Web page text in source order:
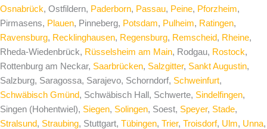
Osnabrück, Ostfildern, Paderborn, Passau, Peine, Pforzheim,
Pirmasens, Plauen, Pinneberg, Potsdam, Pulheim, Ratingen,
Ravensburg, Recklinghausen, Regensburg, Remscheid, Rheine,
Rheda-Wiedenbrück, Rüsselsheim am Main, Rodgau, Rostock,
Rottenburg am Neckar, Saarbrücken, Salzgitter, Sankt Augustin,
Salzburg, Saragossa, Sarajevo, Schorndorf, Schweinfurt,
Schwäbisch Gmünd, Schwäbisch Hall, Schwerte, Sindelfingen,
Singen (Hohentwiel), Siegen, Solingen, Soest, Speyer, Stade,
Stralsund, Straubing, Stuttgart, Tübingen, Trier, Troisdorf, Ulm, Unna,